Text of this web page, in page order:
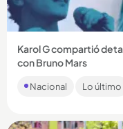
Karol G compartió
con Bruno Mars
comparada con una
Nacional Lo último